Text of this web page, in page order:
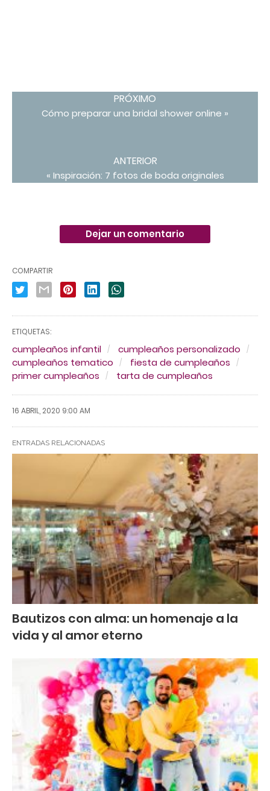
PRÓXIMO
Cómo preparar una bridal shower online »
ANTERIOR
« Inspiración: 7 fotos de boda originales
Dejar un comentario
COMPARTIR
ETIQUETAS:
cumpleaños infantil
cumpleaños personalizado
cumpleaños tematico
fiesta de cumpleaños
primer cumpleaños
tarta de cumpleaños
16 ABRIL, 2020 9:00 AM
ENTRADAS RELACIONADAS
Bautizos con alma: un homenaje a la
vida y al amor eterno